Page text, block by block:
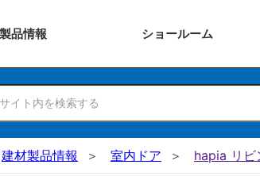
製品情報 ショールーム
建材製品情報 室内ドア hapia リビ